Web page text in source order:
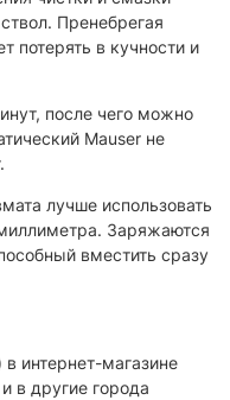
Пренебрегая
потерять в кучности и
после чего можно
Mauser не
лучше использовать
Заряжаются
вместить сразу
интернет-магазине
в другие города